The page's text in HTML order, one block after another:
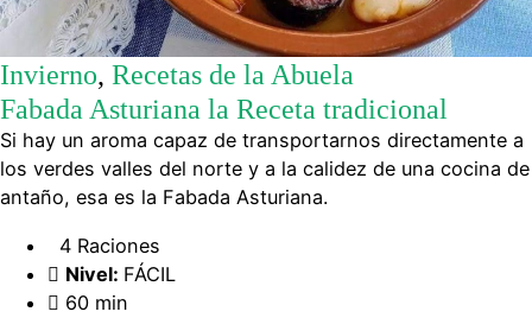
Invierno, Recetas de la Abuela
Fabada Asturiana la Receta tradicional
Si hay un aroma capaz de transportarnos directamente a
los verdes valles del norte y a la calidez de una cocina de
antaño, esa es la Fabada Asturiana.
4 Raciones
Nivel: FÁCIL
60 min